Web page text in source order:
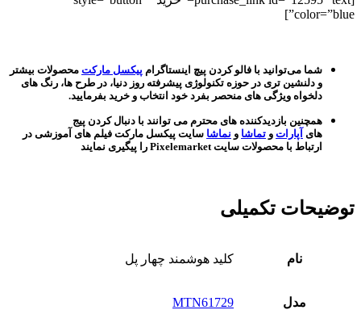
color=”blue”]
شما می‌توانید با فالو کردن پیچ اینستاگرام پیکسل مارکت محصولات بیشتر
و دلنشین تری در حوزه تکنولوژی پیشرفته روز دنیا، در طرح ها، رنگ های
دلخواه ویژگی های منحصر بفرد خود انتخاب و خرید بفرمایید.
همچنین بازدیدکننده های محترم می توانند با دنبال کردن پیج
های آپارات و تماشا و نماشا سایت پیکسل مارکت فیلم های آموزشی در
ارتباط با محصولات سایت Pixelemarket را پیگیری نمایند
توضیحات تکمیلی
نام کلید هوشمند چهار پل
مدل MTN61729